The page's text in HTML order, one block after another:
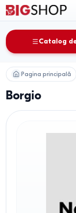
Catalog
Pagina principală
Borgio